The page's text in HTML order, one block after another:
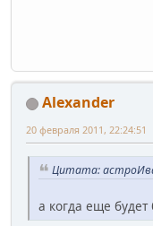
Alexander
20 февраля 2011, 22:24:51
Цитата:
а когда еще